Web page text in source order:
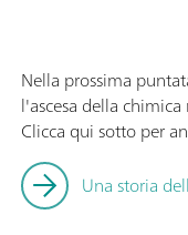
Nella prossima
l'ascesa della
Clicca qui sotto per
Una storia